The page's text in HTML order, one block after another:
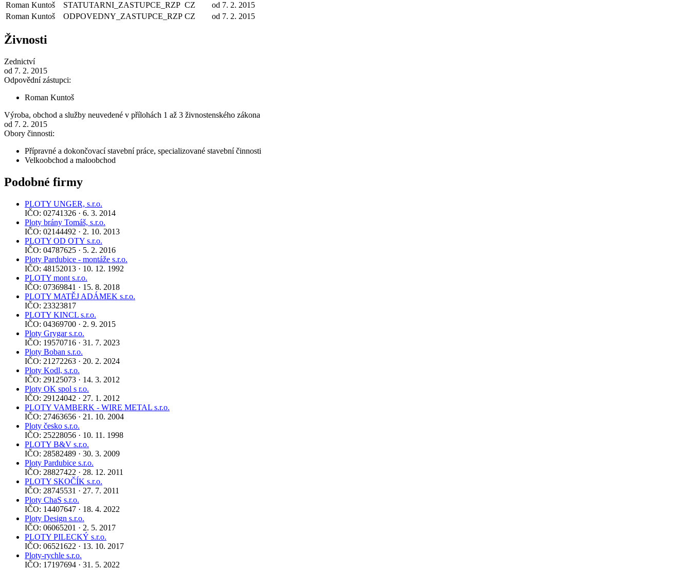
Roman Kuntoš
STATUTARNI_ZASTUPCE_RZP CZ
od 7. 2. 2015
Roman Kuntoš
ODPOVEDNY_ZASTUPCE_RZP CZ od 7. 2. 2015
Živnosti
Zednictví
od 7. 2. 2015
Odpovědní zástupci:
Roman Kuntoš
Výroba, obchod a služby neuvedené v přílohách 1 až 3 živnostenského zákona
od 7. 2. 2015
Obory činnosti:
Přípravné a dokončovací stavební práce, specializované stavební činnosti
Velkoobchod a maloobchod
Podobné firmy
PLOTY UNGER, s.r.o.
IČO: 02741326 · 6. 3. 2014
Ploty brány Tomáš, s.r.o.
IČO: 02144492 · 2. 10. 2013
PLOTY OD OTY s.r.o.
IČO: 04787625 · 5. 2. 2016
Ploty Pardubice - montáže s.r.o.
IČO: 48152013 · 10. 12. 1992
PLOTY mont s.r.o.
IČO: 07369841 · 15. 8. 2018
PLOTY MATĚJ ADÁMEK s.r.o.
IČO: 23323817
PLOTY KINCL s.r.o.
IČO: 04369700 · 2. 9. 2015
Ploty Grygar s.r.o.
IČO: 19570716 · 31. 7. 2023
Ploty Boban s.r.o.
IČO: 21272263 · 20. 2. 2024
Ploty Kodl, s.r.o.
IČO: 29125073 · 14. 3. 2012
Ploty OK spol s r.o.
IČO: 29124042 · 27. 1. 2012
PLOTY VAMBERK - WIRE METAL s.r.o.
IČO: 27463656 · 21. 10. 2004
Ploty česko s.r.o.
IČO: 25228056 · 10. 11. 1998
PLOTY B&V s.r.o.
IČO: 28582489 · 30. 3. 2009
Ploty Pardubice s.r.o.
IČO: 28827422 · 28. 12. 2011
PLOTY SKOČÍK s.r.o.
IČO: 28745531 · 27. 7. 2011
Ploty ChaS s.r.o.
IČO: 14407647 · 18. 4. 2022
Ploty Design s.r.o.
IČO: 06065201 · 2. 5. 2017
PLOTY PILECKÝ s.r.o.
IČO: 06521622 · 13. 10. 2017
Ploty-rychle s.r.o.
IČO: 17197694 · 31. 5. 2022